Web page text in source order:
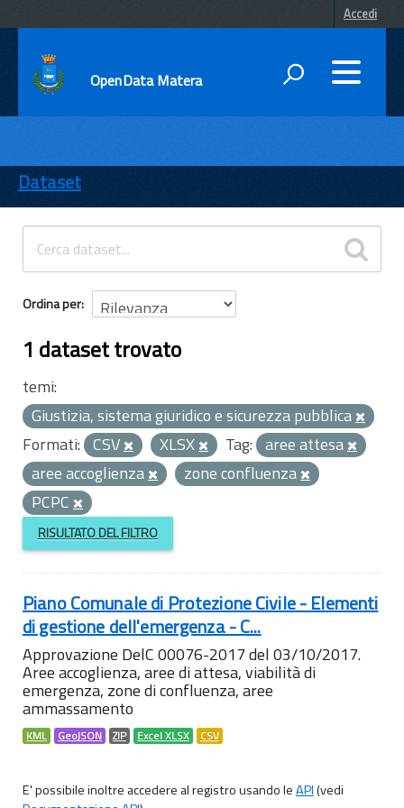
Accedi
OpenData Matera
ENTI
TEMI
INFORMAZIONI
Dataset
Ordina per
1 dataset trovato
temi:
Giustizia, sistema giuridico e sicurezza pubblica
Formati: CSV XLSX Tag: aree attesa
aree accoglienza
zone confluenza
PCPC
RISULTATO DEL FILTRO
Piano Comunale di Protezione Civile - Elementi
di gestione dell'emergenza - C...
Approvazione DelC 00076-2017 del 03/10/2017.
Aree accoglienza, aree di attesa, viabilità di
emergenza, zone di confluenza, aree
ammassamento
KML GeoJSON ZIP Excel XLSX CSV
E' possibile inoltre accedere al registro usando leAPI(vedi